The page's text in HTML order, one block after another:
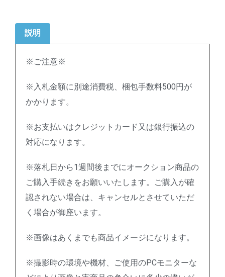
説明
※ご注意※
※入札金額に別途消費税、梱包手数料500円が
かかります。
※お支払いはクレジットカード又は銀行振込の
対応になります。
※落札日から1週間後までにオークション商品の
ご購入手続きをお願いいたします。ご購入が確
認されない場合は、キャンセルとさせていただ
く場合が御座います。
※画像はあくまでも商品イメージになります。
※撮影時の環境や機材、ご使用のPCモニターな